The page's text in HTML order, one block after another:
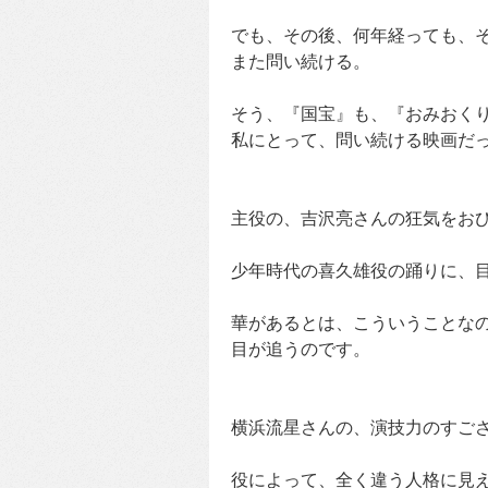
でも、その後、何年経っても、
また問い続ける。
そう、『国宝』も、『おみおく
私にとって、問い続ける映画だ
主役の、吉沢亮さんの狂気をお
少年時代の喜久雄役の踊りに、
華があるとは、こういうことな
目が追うのです。
横浜流星さんの、演技力のすご
役によって、全く違う人格に見